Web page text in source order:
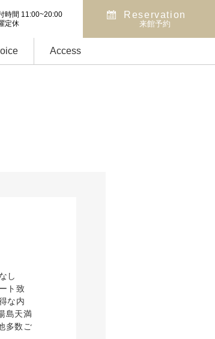
時間 11:00~20:00
定休
Reservation
来館予約
Access
し
ト致
な内
島天満
多数ご